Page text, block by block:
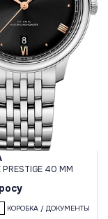
PRESTIGE 40 MM
КОРОБКА / ДОКУМЕНТЫ